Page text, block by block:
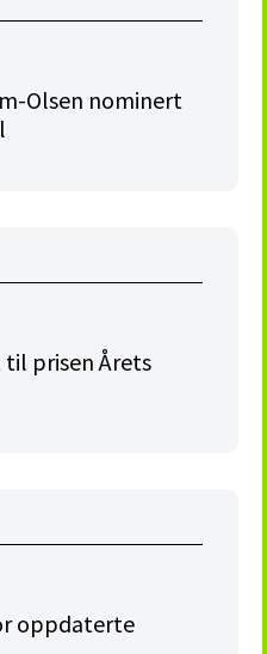
Olsen nominert
prisen Årets
oppdaterte